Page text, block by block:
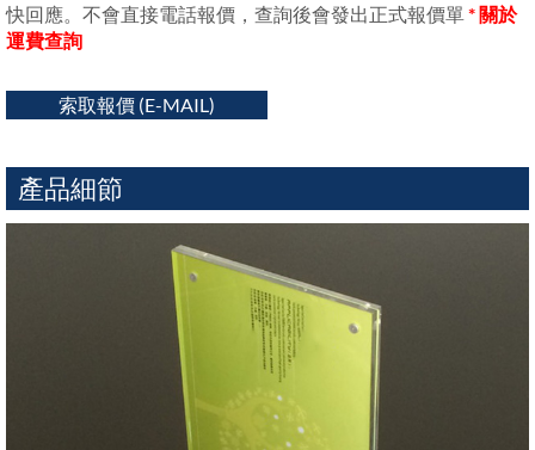
快回應。不會直接電話報價，查詢後會發出正式報價單* 關於
運費查詢
索取報價 (E-MAIL)
產品細節